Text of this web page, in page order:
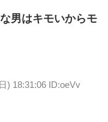
男はキモいからモ
) 18:31:06 ID:oeVv